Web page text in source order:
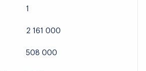
1
2 161 000
508 000